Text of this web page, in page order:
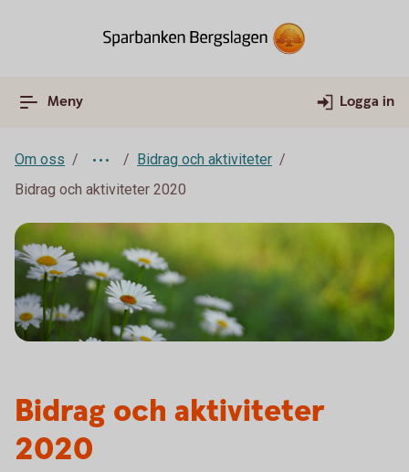
Meny Logga in
Om oss
Bidrag och aktiviteter
Bidrag och aktiviteter 2020
Bidrag och aktiviteter
2020